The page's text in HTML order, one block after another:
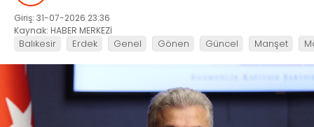
Giriş: 31-07-2026 23:36
Kaynak: HABER MERKEZİ
Balıkesir Erdek Genel Gönen Güncel Manşet